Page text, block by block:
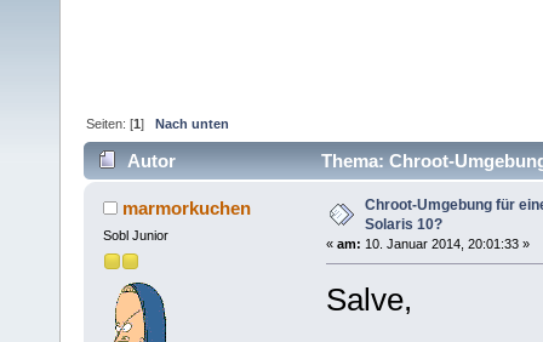
Seiten: [1]Nach unten
Autor Thema: Chroot-
marmorkuchen
Sobl Junior
Chroot-Umgebung für
Solaris 10?
« am: 10. Januar 2014, 20:01:33 »
Salve,